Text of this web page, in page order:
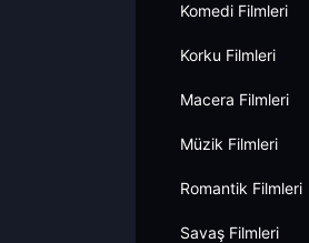
Komedi Filmleri
Korku Filmleri
Macera Filmleri
Müzik Filmleri
Romantik Filmleri
Savaş Filmleri